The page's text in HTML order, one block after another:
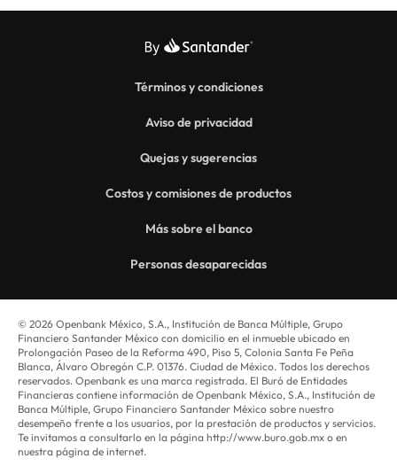
Términos y condiciones
Aviso de privacidad
Quejas y sugerencias
Costos y comisiones de productos
Más sobre el banco
Personas desaparecidas
© 2026 Openbank México, S.A., Institución de Banca Múltiple, Grupo
Financiero Santander México con domicilio en el inmueble ubicado en
Prolongación Paseo de la Reforma 490, Piso 5, Colonia Santa Fe Peña
Blanca, Álvaro Obregón C.P. 01376. Ciudad de México. Todos los derechos
reservados. Openbank es una marca registrada. El Buró de Entidades
Financieras contiene información de Openbank México, S.A., Institución de
Banca Múltiple, Grupo Financiero Santander México sobre nuestro
desempeño frente a los usuarios, por la prestación de productos y servicios.
Te invitamos a consultarlo en la página http://www.buro.gob.mx o en
nuestra página de internet.